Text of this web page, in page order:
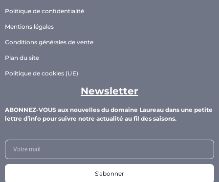
Politique de confidentialité
Mentions légales
Conditions générales de vente
Plan du site
Politique de cookies (UE)
Newsletter
ABONNEZ-VOUS aux nouvelles du domaine Laureau dans une petite
lettre d’info pour suivre notre actualité au fil des saisons.
S'abonner